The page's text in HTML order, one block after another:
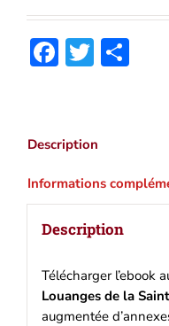
la
Sainte
Ebook
pdf,
Facebook
Twitter
Description
Informations
Description
Télécharger l’ebook
Louanges de la
augmentée